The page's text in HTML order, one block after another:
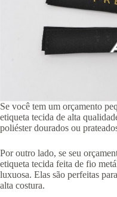
Se você tem um orçamento
etiqueta tecida de alta
poliéster dourados ou
Por outro lado, se seu
etiqueta tecida feita de fio
luxuosa. Elas são perfeitas
alta costura.